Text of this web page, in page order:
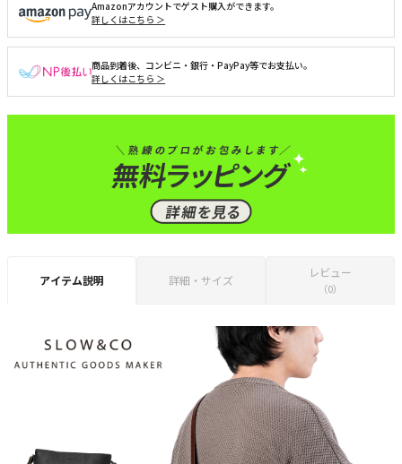
Amazonアカウントでゲスト購入ができます。
詳しくはこちら ＞
商品到着後、コンビニ・銀行・PayPay等でお支払い。
詳しくはこちら ＞
アイテム説明 詳細・サイズ
レビュー
（0）